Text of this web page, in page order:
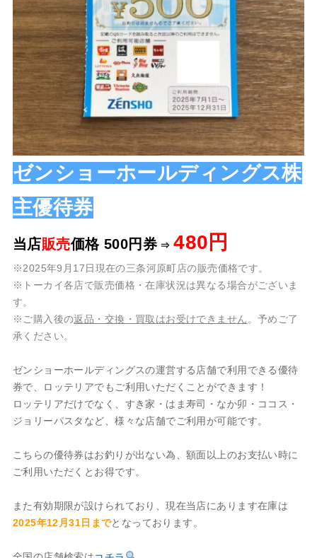
ゼンショーホールディングス株
主優待券
当店販売価格 500円券⇒ 480円
※2025年9月17日現在の三条河原町店の販売価格です。
※トーカイ各店で販売価格・在庫状況は異なる場合がございま
す。
※ご購入後の返品・交換・買取はお受けできません 。予めご了
承ください。
ゼンショーホールディングスの運営する店舗で利用できる優待
券で、ロッテリアでもご利用いただくことができます！
ロッテリアだけでなく、すき家・はま寿司・なか卯・ココス・
ジョリーパスタなど、様々な店舗でご利用が可能です。
こちらの優待券はお釣りが出ない為、額面以上のお支払い時に
ご利用いただくとお得です。
また有効期限が設けられており、現在当店にあります在庫は
2025年12月31日までとなっております。